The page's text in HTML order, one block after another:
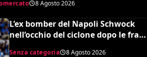
Serie A: lo strano caso di Issa
8 Agosto 2026
L’ex bomber del Napoli Schwock
nell’occhio del ciclone dopo le frasi
shock su Mario Roggero
Senza categoria 8 Agosto 2026